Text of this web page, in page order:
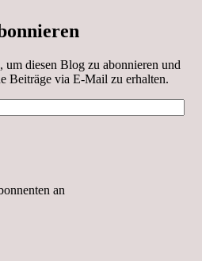
diesen Blog zu abonnieren und
Beiträge via E-Mail zu erhalten.
an